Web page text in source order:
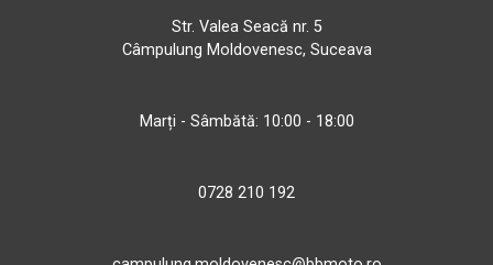
Str. Valea Seacă nr. 5
Câmpulung Moldovenesc, Suceava
Marți - Sâmbătă: 10:00 - 18:00
0728 210 192